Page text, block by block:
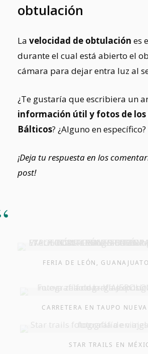
obtulación
La velocidad de obtulación es
durante el cual está abierto el
cámara para dejar entra luz al
¿Te gustaría que escribiera un
información útil y fotos de los
Bálticos? ¿Alguno en específico?
¡Deja tu respuesta en los
post!
FERIA DE LEÓN,
CARRETERA EN TAUPO
STAR TRAILS EN